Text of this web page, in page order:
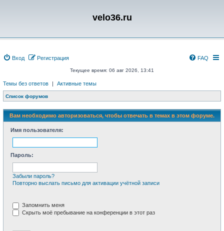
velo36.ru
Вход Регистрация FAQ
Текущее время: 06 авг 2026, 13:41
Темы без ответов | Активные темы
Список форумов
Вам необходимо авторизоваться, чтобы отвечать в темах в этом форуме.
Имя пользователя:
Пароль:
Забыли пароль?
Повторно выслать письмо для активации учётной записи
Запомнить меня
Скрыть моё пребывание на конференции в этот раз